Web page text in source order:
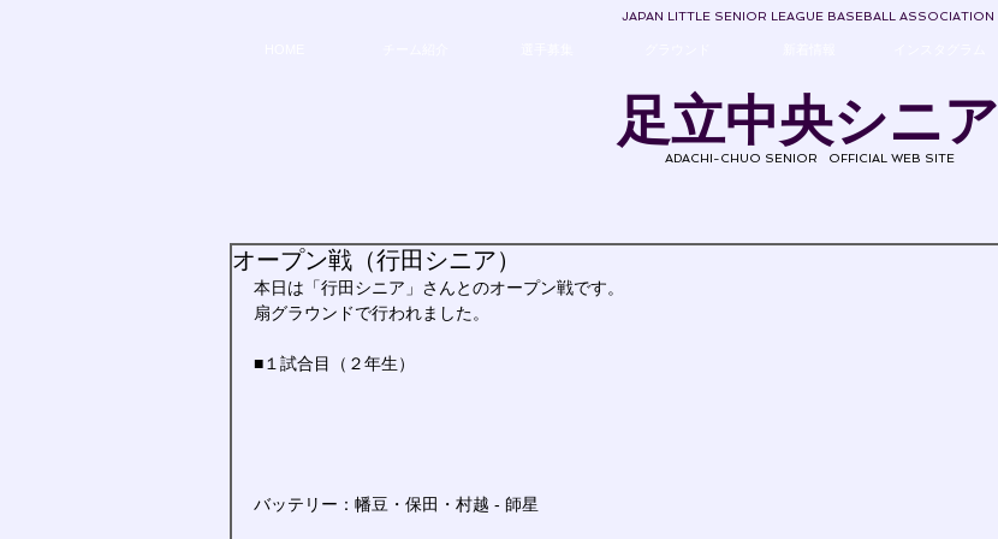
JAPAN LITTLE SENIOR LEAGUE BASEBALL ASSOCIATION
足立中央シニア
ADACHI-CHUO SENIOR
OFFICIAL WEB SITE
オープン戦（行田シニア）
本日は「行田シニア」さんとのオープン戦です。
扇グラウンドで行われました。
■１試合目（２年生）
バッテリー：幡豆・保田・村越 - 師星